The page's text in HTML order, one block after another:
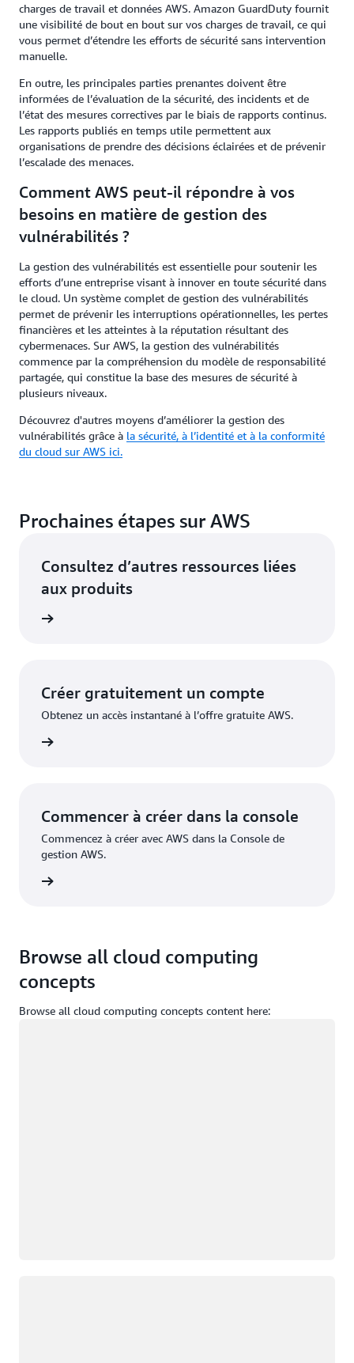
charges de travail et données AWS. Amazon GuardDuty fournit
une visibilité de bout en bout sur vos charges de travail, ce qui
vous permet d’étendre les efforts de sécurité sans intervention
manuelle.
En outre, les principales parties prenantes doivent être
informées de l’évaluation de la sécurité, des incidents et de
l’état des mesures correctives par le biais de rapports continus.
Les rapports publiés en temps utile permettent aux
organisations de prendre des décisions éclairées et de prévenir
l’escalade des menaces.
Comment AWS peut-il répondre à vos
besoins en matière de gestion des
vulnérabilités ?
La gestion des vulnérabilités est essentielle pour soutenir les
efforts d’une entreprise visant à innover en toute sécurité dans
le cloud. Un système complet de gestion des vulnérabilités
permet de prévenir les interruptions opérationnelles, les pertes
financières et les atteintes à la réputation résultant des
cybermenaces. Sur AWS, la gestion des vulnérabilités
commence par la compréhension du modèle de responsabilité
partagée, qui constitue la base des mesures de sécurité à
plusieurs niveaux.
Découvrez d'autres moyens d’améliorer la gestion des
vulnérabilités grâce à la sécurité, à l’identité et à la conformité
du cloud sur AWS ici.
Prochaines étapes sur AWS
Consultez d’autres ressources liées
aux produits
Créer gratuitement un compte
Obtenez un accès instantané à l’offre gratuite AWS.
Commencer à créer dans la console
Commencez à créer avec AWS dans la Console de
gestion AWS.
Browse all cloud computing
concepts
Browse all cloud computing concepts content here: